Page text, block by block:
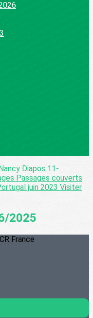
Diapos 11-
Passages couverts
juin 2023 Visiter
2025
France